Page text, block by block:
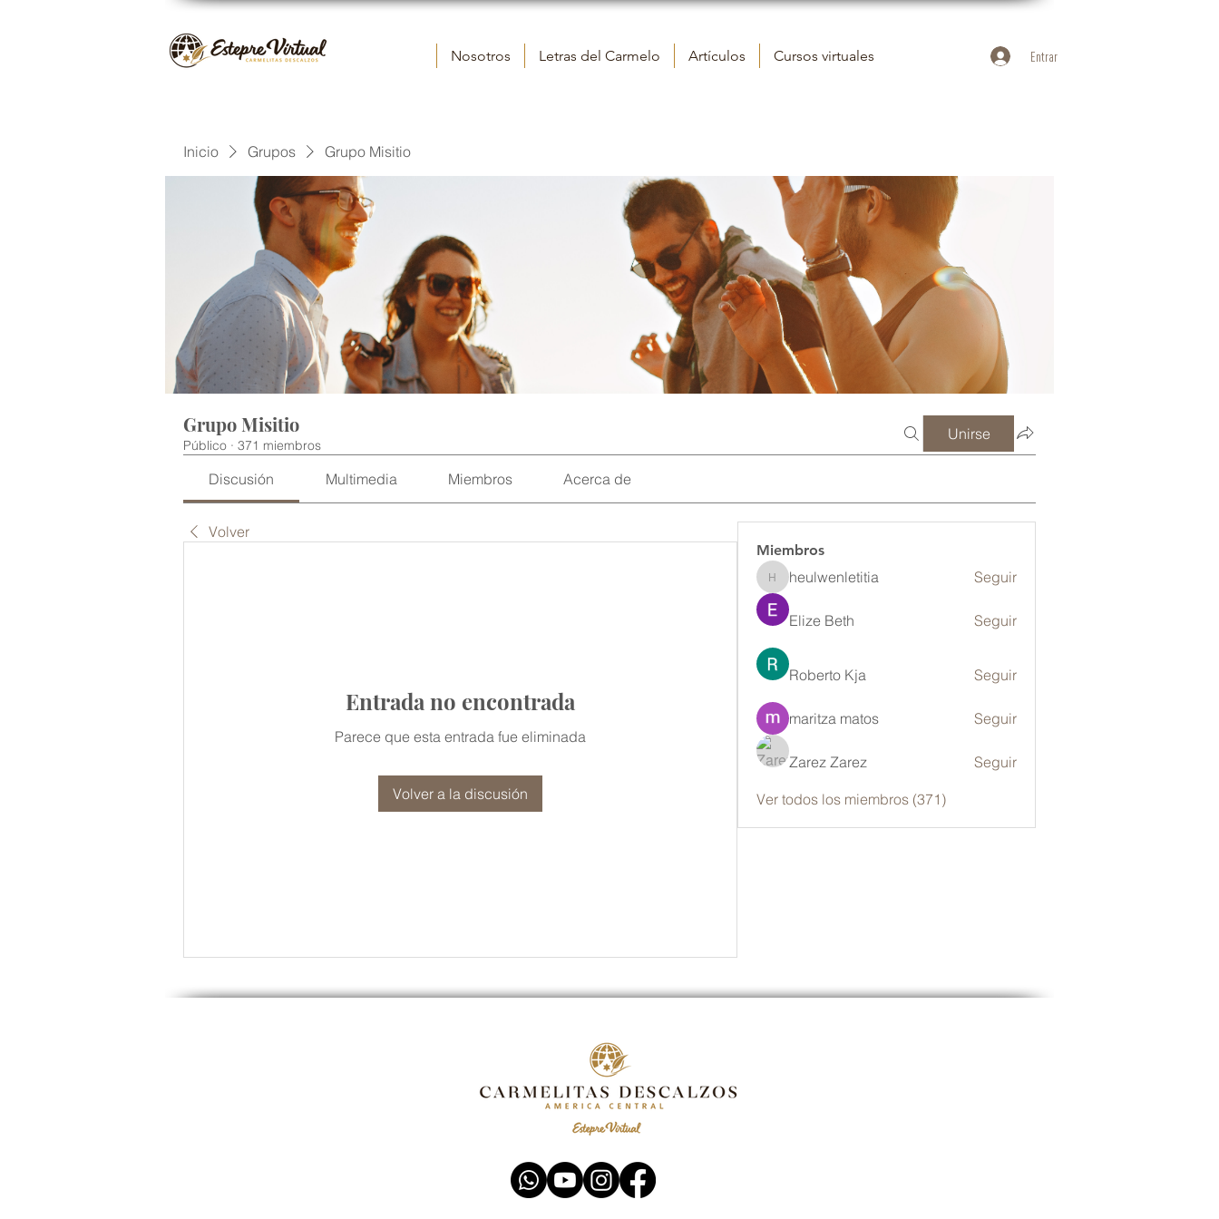
Nosotros Letras del Carmelo Artículos Cursos virtuales Entrar
Inicio Grupos Grupo Misitio
Grupo Misitio
Público · 371 miembros
Unirse
Discusión Multimedia Miembros Acerca de
Volver
Entrada no encontrada
Parece que esta entrada fue eliminada
Volver a la discusión
Miembros
heulwenletitia
heulwenletitia Seguir
Elize Beth Seguir
Roberto Kja Seguir
maritza matos Seguir
Zarez Zarez Seguir
Ver todos los miembros (371)